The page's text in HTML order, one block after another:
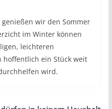
wir den Sommer
im Winter können
leichteren
ein Stück weit
wird.